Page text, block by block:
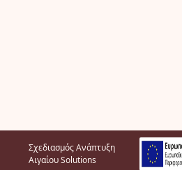
Σχεδιασμός Ανάπτυξη
Αιγαίου Solutions